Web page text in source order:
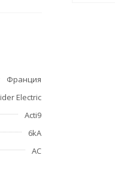
Франция
Electric
Acti9
6kA
АС